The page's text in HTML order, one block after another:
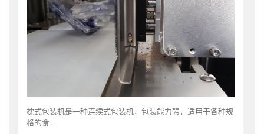
枕式包装机是一种连续式包装机，包装能力强，适用于各种规
格的食...